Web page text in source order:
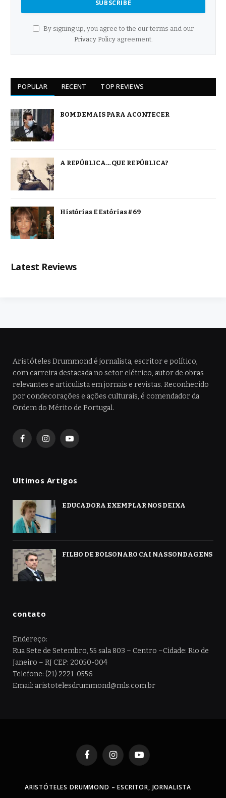
By signing up, you agree to the our terms and our
Privacy Policyagreement.
POPULAR RECENT TOP REVIEWS
BOM DEMAIS PARA ACONTECER
A REPÚBLICA… QUE REPÚBLICA?
Histórias E Estórias #69
Latest Reviews
Aristóteles Drummond é jornalista, escritor e político,
com carreira destacada no setor elétrico, autor de obras
relevantes e articulista em jornais e revistas. Reconhecido
por condecorações e ações culturais, é comendador da
Ordem do Mérito de Portugal.
FacebookInstagramYouTube
Ultimos Artigos
EDUCADORA EXEMPLAR NOS DEIXA
FILHO DE BOLSONARO CAI NAS SONDAGENS
contato
Endereço:
Rua Sete de Setembro, 55 sala 803 – Centro –Cidade: Rio de
Janeiro – RJ CEP: 20050-004
Telefone: (21) 2221-0556
Email: aristotelesdrummond@mls.com.br
FacebookInstagramYouTube
ARISTÓTELES DRUMMOND – ESCRITOR, JORNALISTA